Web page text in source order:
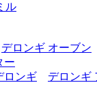
ル
デロンギ オーブン
ー
ロンギ
デロンギ